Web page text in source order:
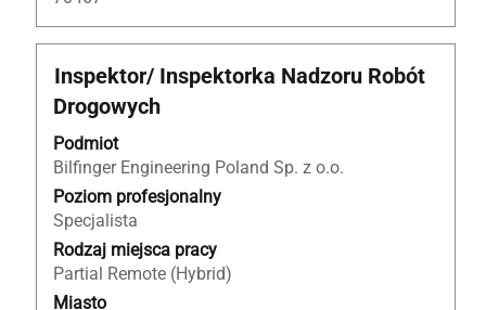
z
25
aby
Tytuł
Inspektor/ Inspektorka Nadzoru Robót
Drogowych
Podmiot
Bilfinger Engineering Poland Sp. z o.o.
Poziom profesjonalny
Specjalista
Rodzaj miejsca pracy
Partial Remote (Hybrid)
Miasto
Zaznacz
za
pomocą
spacji,
aby
wyświetlić
pełną
treść
danych
oferty